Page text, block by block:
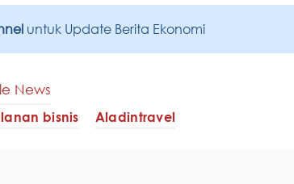
untuk Update Berita Ekonomi
News
bisnis Aladintravel